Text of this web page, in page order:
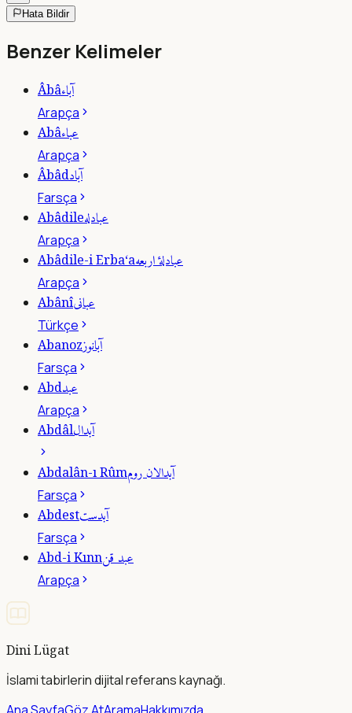
Hata Bildir
Benzer Kelimeler
Âbâآباء
Arapça
Abâعباء
Arapça
Âbâdآباد
Farsça
Abâdileعبادله
Arapça
Abâdile-i Erba‘aعبادلۀ اربعه
Arapça
Abânîعبانى
Türkçe
Abanozآبانوز
Farsça
Abdعبد
Arapça
Abdâlآبدال
Abdalân-ı Rûmآبدالان روم
Farsça
Abdestآبدست
Farsça
Abd-i Kınnعبد قن
Arapça
Dini Lügat
İslami tabirlerin dijital referans kaynağı.